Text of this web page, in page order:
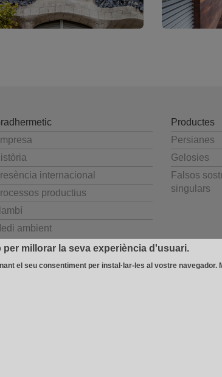
internacional
productius
ambient
Productes
Persianes
Gelosies
Falsos
singulars
millorar la seva experiència d'usuari.
el seu consentiment per instal·lar-les al vostre navegador.